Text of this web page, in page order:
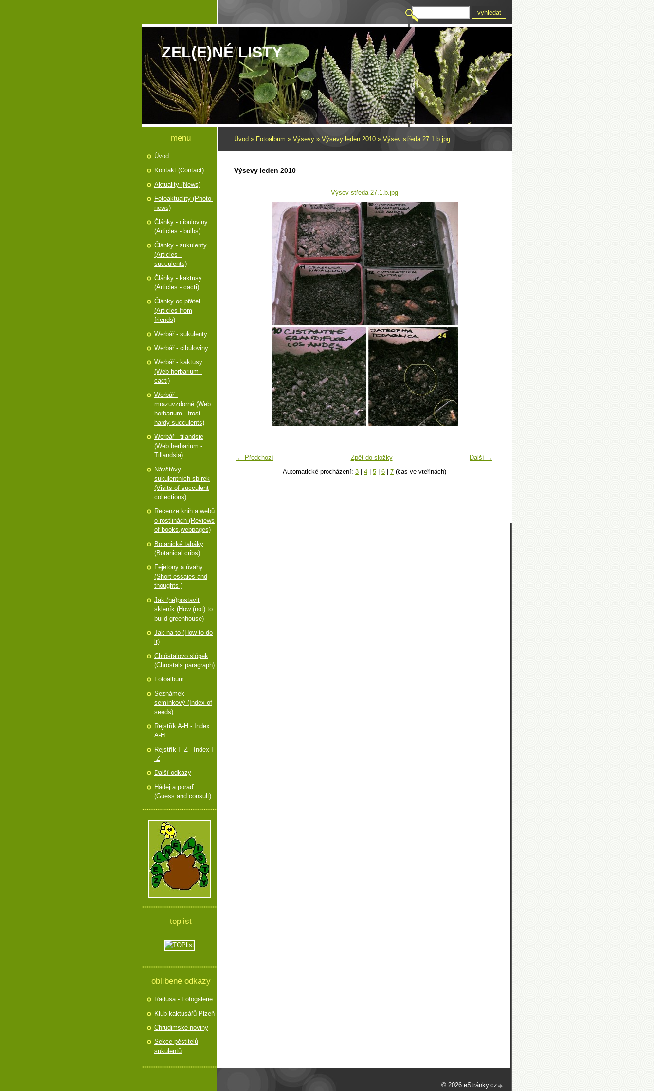
ZEL(E)NÉ LISTY
Úvod » Fotoalbum » Výsevy » Výsevy leden 2010 » Výsev středa 27.1.b.jpg
Výsevy leden 2010
Výsev středa 27.1.b.jpg
← Předchozí Další →
Zpět do složky
Automatické procházení: 3 4 5 6 7 (čas ve vteřinách)
menu
Úvod
Kontakt (Contact)
Aktuality (News)
Fotoaktuality (Photo-
news)
Články - cibuloviny
(Articles - bulbs)
Články - sukulenty
(Articles -
succulents)
Články - kaktusy
(Articles - cacti)
Články od přátel
(Articles from
friends)
Werbář - sukulenty
Werbář - cibuloviny
Werbář - kaktusy
(Web herbarium -
cacti)
Werbář -
mrazuvzdorné (Web
herbarium - frost-
hardy succulents)
Werbář - tilandsie
(Web herbarium -
Tillandsia)
Návštěvy
sukulentních sbírek
(Visits of succulent
collections)
Recenze knih a webů
o rostlinách (Reviews
of books,webpages)
Botanické taháky
(Botanical cribs)
Fejetony a úvahy
(Short essaies and
thoughts )
Jak (ne)postavit
skleník (How (not) to
build greenhouse)
Jak na to (How to do
it)
Chróstalovo slópek
(Chrostals paragraph)
Fotoalbum
Seznámek
semínkový (Index of
seeds)
Rejstřík A-H - Index
A-H
Rejstřík I -Z - Index I
-Z
Další odkazy
Hádej a poraď
(Guess and consult)
toplist
oblíbené odkazy
Radusa - Fotogalerie
Klub kaktusářů Plzeň
Chrudimské noviny
Sekce pěstitelů
sukulentů
© 2026 eStránky.cz